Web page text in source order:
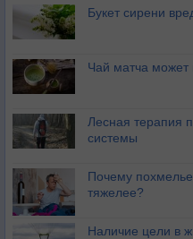
Букет сирени
Чай матча может
Лесная терапия
системы
Почему похмелье
тяжелее?
Наличие цели в